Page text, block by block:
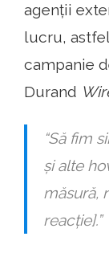
agenții
lucru,
campanie
Durand
“Să fim
și alte
măsură,
reacție].”